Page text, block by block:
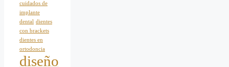
cuidados de
implante
dental dientes
con brackets
dientes en
ortodoncia
diseño